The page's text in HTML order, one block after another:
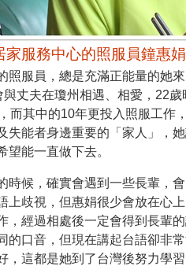
服務中心的照服員鐘惠
照服員，總是充滿正能量的她
丈夫在瓊州相遇、相愛，22歲
而其中的10年更投入照服工作
失能者身邊重要的「家人」，
望能一直做下去。
時候，確實會遇到一些長輩，
上歧視，但惠娟很少會放在心
，經過相處後一定會得到長輩
的口音，但現在講起台語卻非
，這都是她到了台灣後努力學